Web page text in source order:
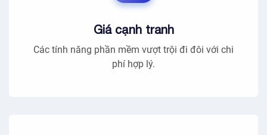
Giá cạnh tranh
Các tính năng phần mềm vượt trội đi đôi với chi
phí hợp lý.